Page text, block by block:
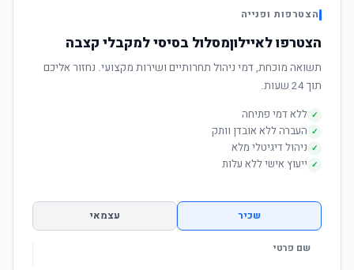
הצטרפות ופנייה
הצטרפו לאיילוןמסלול בסיסי למקבלי קצבה
תשואה מוכחת, דמי ניהול תחרותיים ושירות מקצועי. נחזור אליכם
תוך 24 שעות.
✓ ללא דמי פתיחה
✓ העברה ללא אובדן וותק
✓ ניהול דיגיטלי מלא
✓ ייעוץ אישי ללא עלות
שכיר עצמאי
שם פרטי